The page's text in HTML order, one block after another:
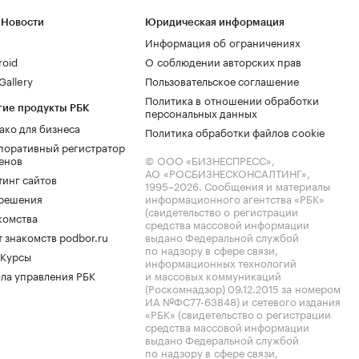
продукты РБК
для бизнеса
регистратор
сайтов
знакомств podbor.ru
управления РБК
Юридическая информация
Информация об ограничениях
О соблюдении авторских прав
Пользовательское соглашение
Политика в отношении обработки
персональных данных
Политика обработки файлов cookie
© ООО «БИЗНЕСПРЕСС»,
АО «РОСБИЗНЕСКОНСАЛТИНГ»,
1995–2026. Сообщения и материалы
информационного агентства «РБК»
(свидетельство о регистрации
средства массовой информации
выдано Федеральной службой
по надзору в сфере связи,
информационных технологий
и массовых коммуникаций
(Роскомнадзор) 09.12.2015 за номером
ИА №ФС77-63848) и сетевого издания
«РБК» (свидетельство о регистрации
средства массовой информации
выдано Федеральной службой
по надзору в сфере связи,